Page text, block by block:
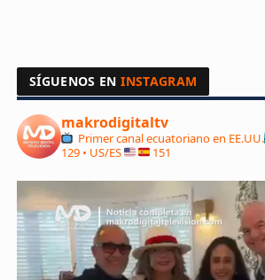
SÍGUENOS ENINSTAGRAM
makrodigitaltv
Primer canal ecuatoriano en EE.UU.
129 • US/ES
151